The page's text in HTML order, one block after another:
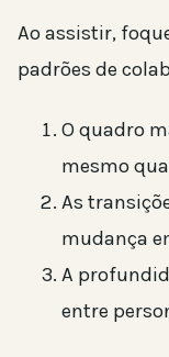
Ao assistir,
padrões de
O quadro
mesmo
As
mudança
A
entre